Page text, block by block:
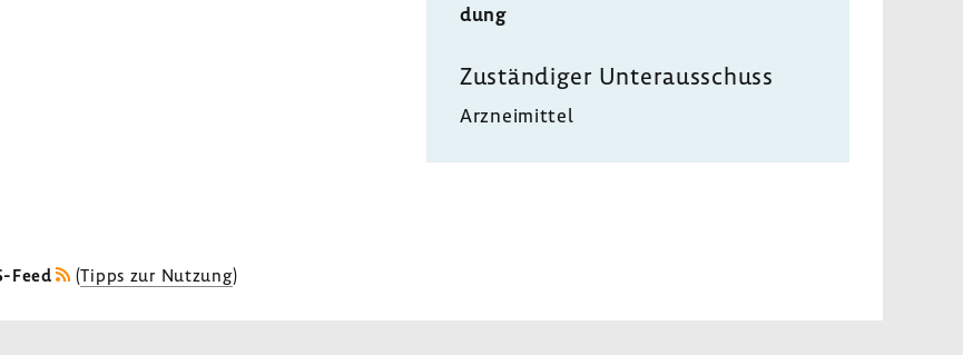
dung
Zustän­diger Unter­aus­schuss
Arznei­mittel
Feed (Tipps zur Nutzung)